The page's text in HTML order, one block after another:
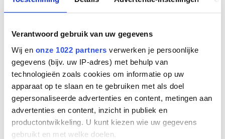
Verantwoord gebruik van uw gegevens
Wij en onze 1022 partners verwerken je persoonlijke
gegevens (bijv. uw IP-adres) met behulp van
technologieën zoals cookies om informatie op uw
apparaat op te slaan en te gebruiken met als doel
gepersonaliseerde advertenties en content, metingen aan
advertenties en content, inzicht in publiek en
productontwikkeling. U kunt kiezen wie uw gegevens
gebruikt en met welke doelen.
Davis John Scarlett
- Londen (Engeland, Verenigd Koninkrijk) 1845
Daxhelet Paul
Luik 1905 - 1993
de Baellieur I Cornelis
Antwerpen 1607 - 1671
De Baets Ange
Evergem 1793 - Gent 1855
Jacques de Lalaing